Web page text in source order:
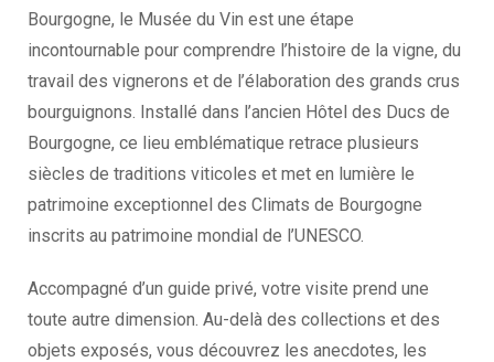
Bourgogne, le Musée du Vin est une étape
incontournable pour comprendre l’histoire de la vigne, du
travail des vignerons et de l’élaboration des grands crus
bourguignons. Installé dans l’ancien Hôtel des Ducs de
Bourgogne, ce lieu emblématique retrace plusieurs
siècles de traditions viticoles et met en lumière le
patrimoine exceptionnel des Climats de Bourgogne
inscrits au patrimoine mondial de l’UNESCO.
Accompagné d’un guide privé, votre visite prend une
toute autre dimension. Au-delà des collections et des
objets exposés, vous découvrez les anecdotes, les